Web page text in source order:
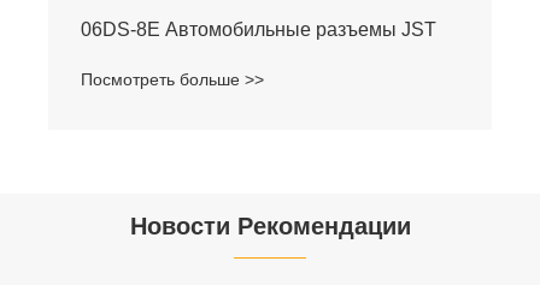
06DS-8E Автомобильные разъемы JST
Посмотреть больше >>
Новости Рекомендации